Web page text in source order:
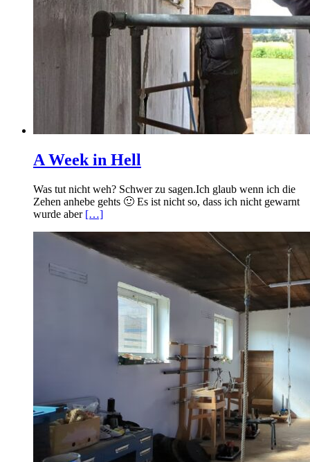
A Week in Hell
Was tut nicht weh? Schwer zu sagen.Ich glaub wenn ich die
Zehen anhebe gehts 🙂 Es ist nicht so, dass ich nicht gewarnt
wurde aber […]